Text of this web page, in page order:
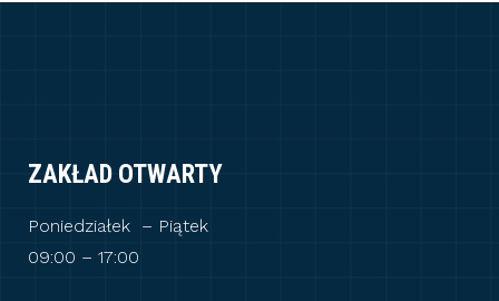
ZAKŁAD OTWARTY
Poniedziałek – Piątek
09:00 – 17:00